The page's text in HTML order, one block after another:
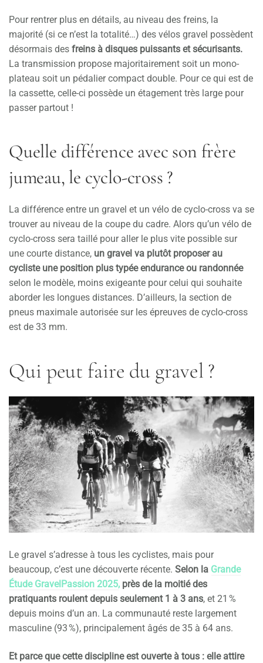
Pour rentrer plus en détails, au niveau des freins, la
majorité (si ce n’est la totalité…) des vélos gravel possèdent
désormais des freins à disques puissants et sécurisants.
La transmission propose majoritairement soit un mono-
plateau soit un pédalier compact double. Pour ce qui est de
la cassette, celle-ci possède un étagement très large pour
passer partout !
Quelle différence avec son frère
jumeau, le cyclo-cross ?
La différence entre un gravel et un vélo de cyclo-cross va se
trouver au niveau de la coupe du cadre. Alors qu’un vélo de
cyclo-cross sera taillé pour aller le plus vite possible sur
une courte distance, un gravel va plutôt proposer au
cycliste une position plus typée endurance ou randonnée
selon le modèle, moins exigeante pour celui qui souhaite
aborder les longues distances. D’ailleurs, la section de
pneus maximale autorisée sur les épreuves de cyclo-cross
est de 33 mm.
Qui peut faire du gravel ?
Le gravel s’adresse à tous les cyclistes, mais pour
beaucoup, c’est une découverte récente. Selon la Grande
Étude GravelPassion 2025, près de la moitié des
pratiquants roulent depuis seulement 1 à 3 ans, et 21 %
depuis moins d’un an. La communauté reste largement
masculine (93 %), principalement âgés de 35 à 64 ans.
Et parce que cette discipline est ouverte à tous : elle attire